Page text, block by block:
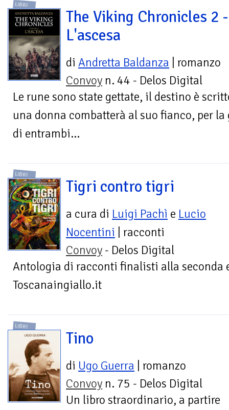
LIBRI
The Viking Chronicles 2 -
L'ascesa
di Andretta Baldanza | romanzo
Convoy n. 44 - Delos Digital
Le rune sono state gettate, il destino è
una donna combatterà al suo fianco, per
di entrambi...
LIBRI
Tigri contro tigri
a cura di Luigi Pachì e Lucio
Nocentini | racconti
Convoy - Delos Digital
Antologia di racconti finalisti alla seconda
Toscanaingiallo.it
LIBRI
Tino
di Ugo Guerra | romanzo
Convoy n. 75 - Delos Digital
Un libro straordinario, a partire